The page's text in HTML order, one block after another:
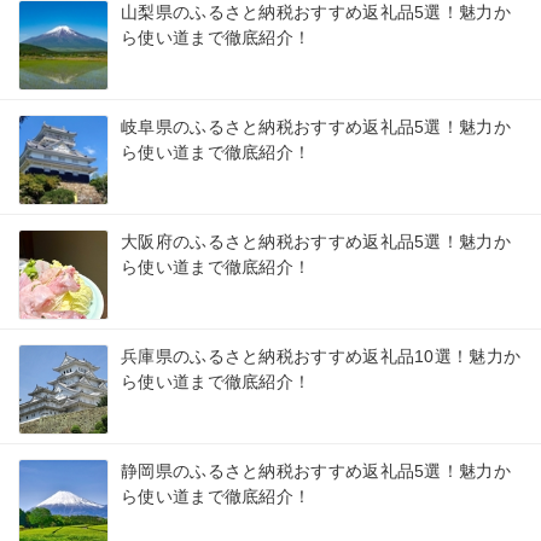
山梨県のふるさと納税おすすめ返礼品5選！魅力か
ら使い道まで徹底紹介！
岐阜県のふるさと納税おすすめ返礼品5選！魅力か
ら使い道まで徹底紹介！
大阪府のふるさと納税おすすめ返礼品5選！魅力か
ら使い道まで徹底紹介！
兵庫県のふるさと納税おすすめ返礼品10選！魅力か
ら使い道まで徹底紹介！
静岡県のふるさと納税おすすめ返礼品5選！魅力か
ら使い道まで徹底紹介！